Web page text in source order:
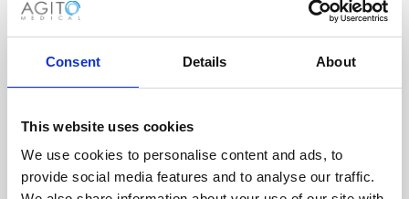
Consent Details About
This website uses cookies
We use cookies to personalise content and ads, to
provide social media features and to analyse our traffic.
cuidadosamente cada escáner
y sus componentes.
RECUPERÁNDOSE
CON CUIDADO